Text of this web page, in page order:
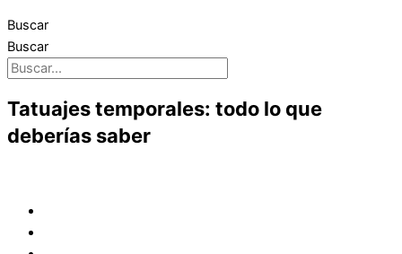
Buscar
Buscar
Tatuajes temporales: todo lo que
deberías saber